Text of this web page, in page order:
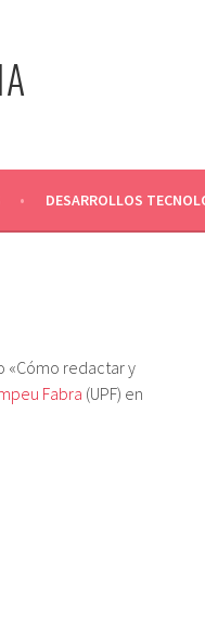
DESARROLLOS
«Cómo redactar y
Fabra (UPF) en